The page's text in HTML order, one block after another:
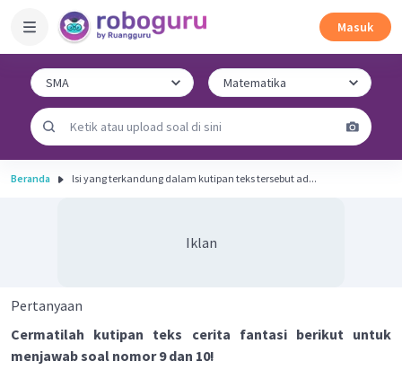
Masuk
Beranda lsi yang terkandung dalam kutipan teks tersebut ad...
Iklan
Pertanyaan
Cermatilah kutipan teks cerita fantasi berikut untuk
menjawab soal nomor 9 dan 10!